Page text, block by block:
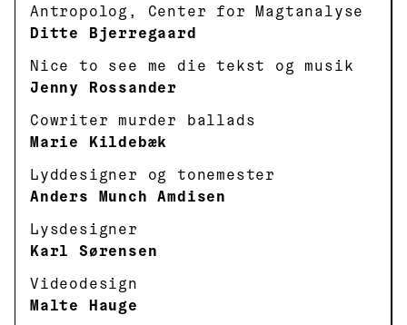
Antropolog, Center for Magtanalyse
Ditte Bjerregaard
Nice to see me die tekst og musik
Jenny Rossander
Cowriter murder ballads
Marie Kildebæk
Lyddesigner og tonemester
Anders Munch Amdisen
Lysdesigner
Karl Sørensen
Videodesign
Malte Hauge